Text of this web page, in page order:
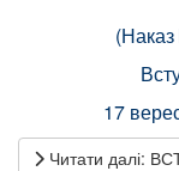
17
Читати далі: